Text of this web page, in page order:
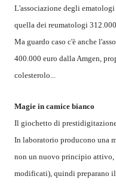
L'associazione degli
quella dei reumatologi
Ma guardo caso c'è anche
400.000 euro dalla Amgen,
colesterolo...
Magie in camice bianco
Il giochetto di
In laboratorio producono una
non un nuovo principio attivo,
modificati), quindi preparano